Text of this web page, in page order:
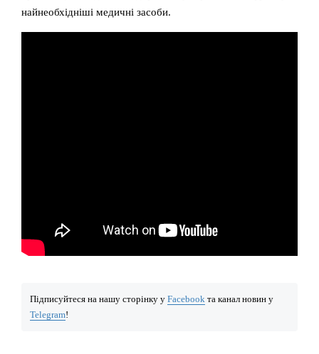
найнеобхідніші медичні засоби.
Підписуйтеся на нашу сторінку у Facebook та канал новин у
Telegram!